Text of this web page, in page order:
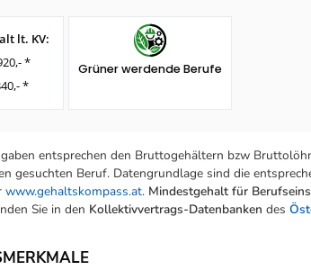
lt. KV:
*
*
Grüner werdende Berufe
entsprechen den Bruttogehältern bzw
gesuchten Beruf. Datengrundlage sind die
www.gehaltskompass.at. Mindestgehalt für
Sie in den Kollektivvertrags-Datenbanken des